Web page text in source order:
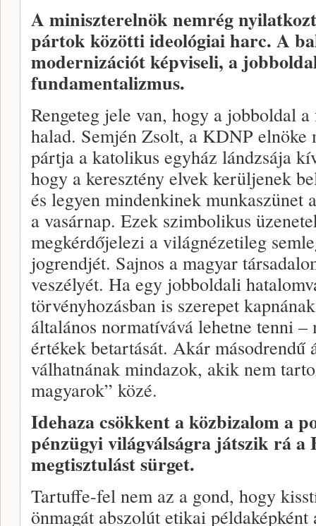
A miniszterelnök nemrég
pártok közötti ideológiai harc. A
modernizációt képviseli, a
fundamentalizmus.
Rengeteg jele van, hogy a jobboldal
halad. Semjén Zsolt, a KDNP elnöke
pártja a katolikus egyház lándzsája
hogy a keresztény elvek kerüljenek
és legyen mindenkinek munkaszünet
a vasárnap. Ezek szimbolikus
megkérdőjelezi a világnézetileg
jogrendjét. Sajnos a magyar
veszélyét. Ha egy jobboldali
törvényhozásban is szerepet
általános normatívává lehetne tenni
értékek betartását. Akár másodrendű
válhatnának mindazok, akik nem
magyarok” közé.
Idehaza csökkent a közbizalom a
pénzügyi világválságra játszik rá a
megtisztulást sürget.
Tartuffe-fel nem az a gond, hogy
önmagát abszolút etikai